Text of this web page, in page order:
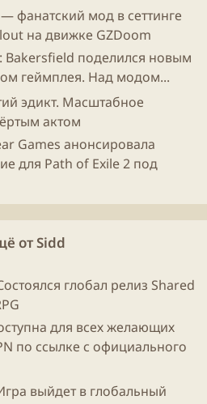
со
выйти на новый уровень
что даже если
2.0
будет, если они запускатр
к себе =))
фанатский мод в сеттинге
на движке GZDoom
Bakersfield поделился новым
геймплея. Над модом...
эдикт. Масштабное
актом
Games анонсировала
для Path of Exile 2 под
от Sidd
глобал релиз Shared
для всех желающих
по ссылке с официального
выйдет в глобальный